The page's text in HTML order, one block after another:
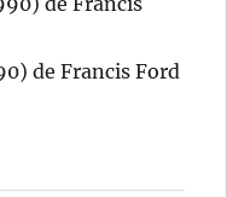
de Francis Ford